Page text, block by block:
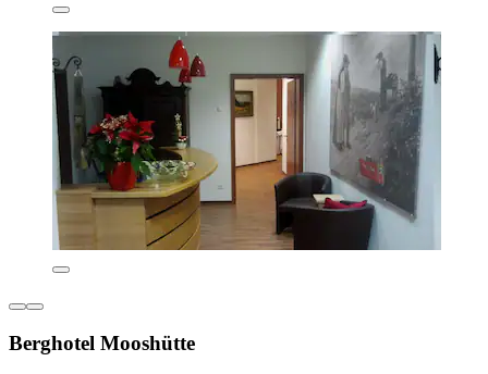
Berghotel Mooshütte